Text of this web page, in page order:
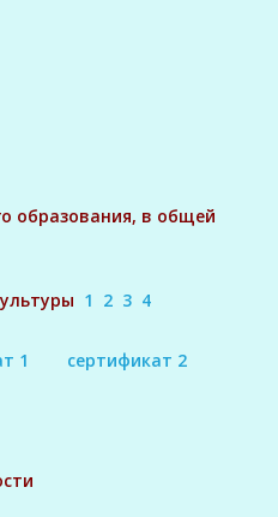
образования, в общей
1 2 3 4
1 сертификат 2